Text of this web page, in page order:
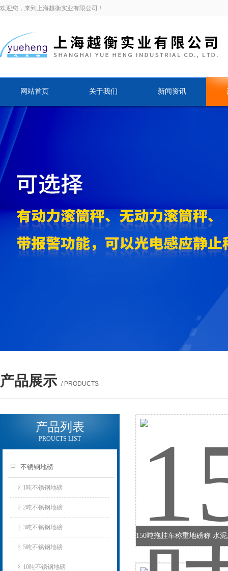
欢迎您，来到上海越衡实业有限公司！
网站首页 关于我们 新闻资讯
产品展示 / PRODUCTS
产品列表
PROUCTS LIST
不锈钢地磅
1吨不锈钢地磅
2吨不锈钢地磅
3吨不锈钢地磅
5吨不锈钢地磅
10吨不锈钢地磅